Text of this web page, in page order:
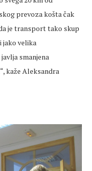
prevoza košta čak
je transport tako skup
jako velika
smanjena
kaže Aleksandra